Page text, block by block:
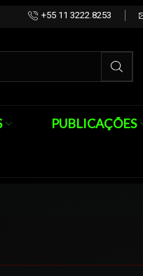
+55 11 3222.8253
PUBLICAÇÕES